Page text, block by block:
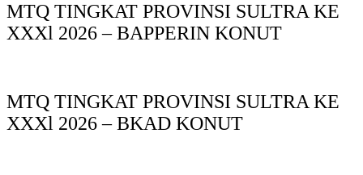
MTQ TINGKAT PROVINSI SULTRA KE
XXXl 2026 – BAPPERIN KONUT
MTQ TINGKAT PROVINSI SULTRA KE
XXXl 2026 – BKAD KONUT